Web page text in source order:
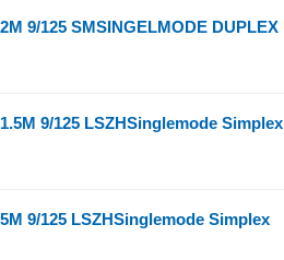
9/125 SMSINGELMODE DUPLEX
9/125 LSZHSinglemode Simplex
9/125 LSZHSinglemode Simplex